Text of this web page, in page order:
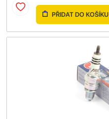
PŘIDAT DO KOŠÍKU